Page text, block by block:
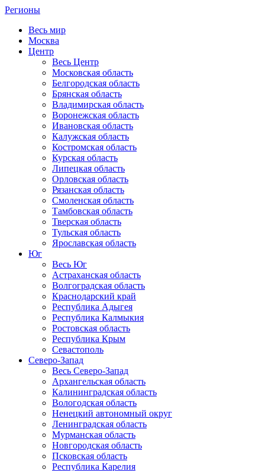
Регионы
Весь мир
Москва
Центр
Весь Центр
Московская область
Белгородская область
Брянская область
Владимирская область
Воронежская область
Ивановская область
Калужская область
Костромская область
Курская область
Липецкая область
Орловская область
Рязанская область
Смоленская область
Тамбовская область
Тверская область
Тульская область
Ярославская область
Юг
Весь Юг
Астраханская область
Волгоградская область
Краснодарский край
Республика Адыгея
Республика Калмыкия
Ростовская область
Республика Крым
Севастополь
Северо-Запад
Весь Северо-Запад
Архангельская область
Калининградская область
Вологодская область
Ненецкий автономный округ
Ленинградская область
Мурманская область
Новгородская область
Псковская область
Республика Карелия